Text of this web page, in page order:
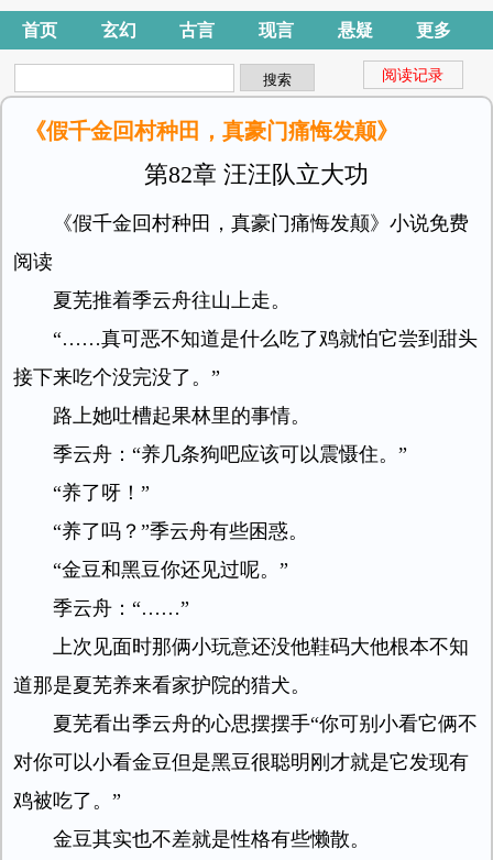
首页 玄幻 古言 现言 悬疑 更多
阅读记录
《假千金回村种田，真豪门痛悔发颠》
第82章 汪汪队立大功
《假千金回村种田，真豪门痛悔发颠》小说免费
阅读
夏芜推着季云舟往山上走。
“……真可恶不知道是什么吃了鸡就怕它尝到甜头
接下来吃个没完没了。”
路上她吐槽起果林里的事情。
季云舟：“养几条狗吧应该可以震慑住。”
“养了呀！”
“养了吗？”季云舟有些困惑。
“金豆和黑豆你还见过呢。”
季云舟：“……”
上次见面时那俩小玩意还没他鞋码大他根本不知
道那是夏芜养来看家护院的猎犬。
夏芜看出季云舟的心思摆摆手“你可别小看它俩不
对你可以小看金豆但是黑豆很聪明刚才就是它发现有
鸡被吃了。”
金豆其实也不差就是性格有些懒散。